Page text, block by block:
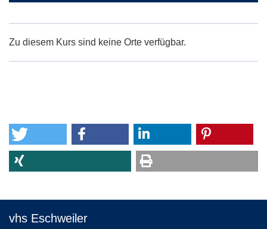
Zu diesem Kurs sind keine Orte verfügbar.
vhs Eschweiler